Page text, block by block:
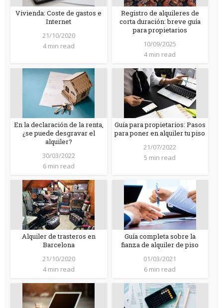
Vivienda: Coste de gastos e
Internet
21/10/2020
4 min read
Registro de alquileres de
corta duración: breve guía
para propietarios
10/09/2025
4 min read
En la declaración de la renta,
¿se puede desgravar el
alquiler?
30/03/2022
6 min read
Guía para propietarios: Pasos
para poner en alquiler tu piso
21/07/2022
5 min read
Alquiler de trasteros en
Barcelona
21/10/2020
4 min read
Guía completa sobre la
fianza de alquiler de piso
01/03/2021
6 min read